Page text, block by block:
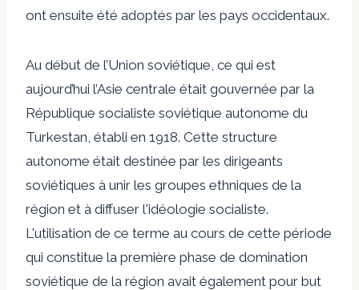
ont ensuite été adoptés par les pays occidentaux.
Au début de l’Union soviétique, ce qui est
aujourd’hui l’Asie centrale était gouvernée par la
République socialiste soviétique autonome du
Turkestan, établi en 1918. Cette structure
autonome était destinée par les dirigeants
soviétiques à unir les groupes ethniques de la
région et à diffuser l'idéologie socialiste.
L'utilisation de ce terme au cours de cette période
qui constitue la première phase de domination
soviétique de la région avait également pour but